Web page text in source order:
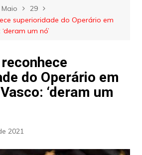
Maio
29
superioridade do Operário em
um nó’
do Operário em
‘deram um
2021